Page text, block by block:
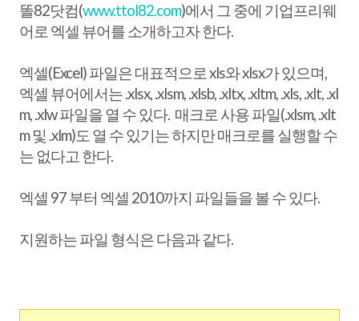
똘82닷컴(www.ttol82.com)에서 그 중에 기업프리웨
어로 엑셀 뷰어를 소개하고자 한다.
엑셀(Excel) 파일은 대표적으로 xls와 xlsx가 있으며,
엑셀 뷰어에서는 .xlsx, .xlsm, .xlsb, .xltx, .xltm, .xls, .xlt, .xl
m, .xlw 파일을 열 수 있다. 매크로 사용 파일(.xlsm, .xlt
m 및 .xlm)도 열 수 있기는 하지만 매크로를 실행할 수
는 없다고 한다.
엑셀 97 부터 엑셀 2010까지 파일들을 볼 수 있다.
지원하는 파일 형식은 다음과 같다.